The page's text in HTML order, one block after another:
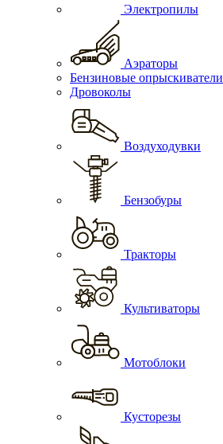
Электропилы
Аэраторы
Бензиновые опрыскиватели
Дровоколы
Воздуходувки
Бензобуры
Тракторы
Культиваторы
Мотоблоки
Кусторезы